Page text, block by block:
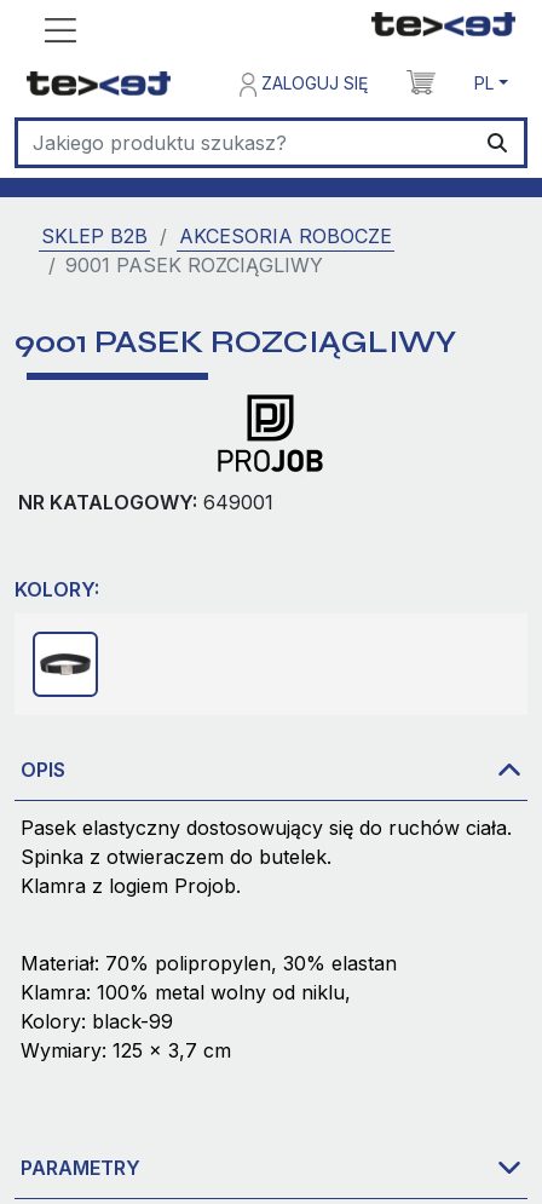
ZALOGUJ SIĘ PL
SKLEP B2B
AKCESORIA ROBOCZE
9001 PASEK ROZCIĄGLIWY
9001 PASEK ROZCIĄGLIWY
NR KATALOGOWY: 649001
KOLORY:
OPIS
Pasek elastyczny dostosowujący się do ruchów ciała.
Spinka z otwieraczem do butelek.
Klamra z logiem Projob.
Materiał: 70% polipropylen, 30% elastan
Klamra: 100% metal wolny od niklu,
Kolory: black-99
Wymiary: 125 x 3,7 cm
PARAMETRY